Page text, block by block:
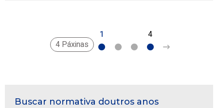
4 Páxinas
1 4
Buscar normativa doutros anos